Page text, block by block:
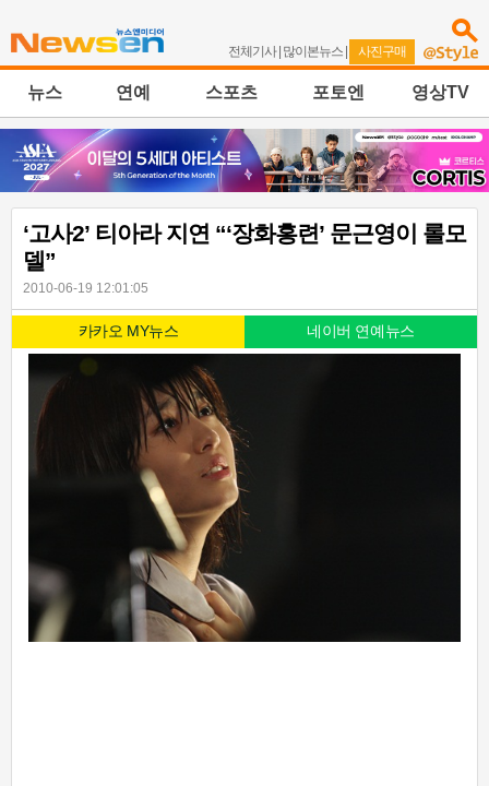
전체기사| 많이본뉴스 | 사진구매
뉴스 연예 스포츠 포토엔 영상TV
‘고사2’ 티아라 지연 “‘장화홍련’ 문근영이 롤모
델”
2010-06-19 12:01:05
카카오 MY뉴스 네이버 연예뉴스